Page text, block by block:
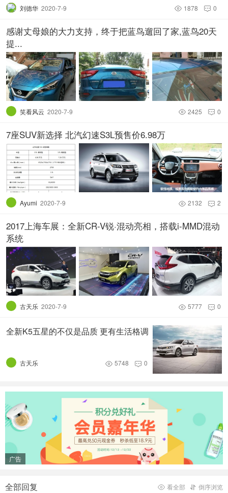
刘德华 2020-7-9  0
 1878
感谢丈母娘的大力支持，终于把蓝鸟遛回了家,蓝鸟20天
提...
笑看风云 2020-7-9  0
 2425
7座SUV新选择 北汽幻速S3L预售价6.98万
Ayumi 2020-7-9  2
 2132
2017上海车展：全新CR-V锐·混动亮相，搭载i-MMD混动
系统
古天乐 2020-7-9  0
 5777
全新K5五星的不仅是品质 更有生活格调
古天乐  0
 5748
广告
 倒序浏览
 看全部
全部回复